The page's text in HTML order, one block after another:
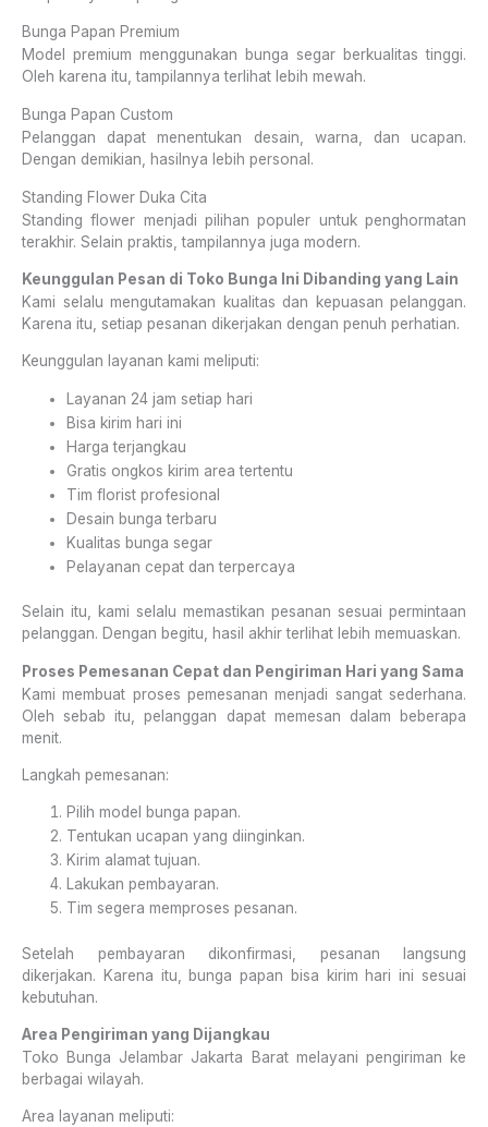
Bunga Papan Premium
Model premium menggunakan bunga segar berkualitas tinggi.
Oleh karena itu, tampilannya terlihat lebih mewah.
Bunga Papan Custom
Pelanggan dapat menentukan desain, warna, dan ucapan.
Dengan demikian, hasilnya lebih personal.
Standing Flower Duka Cita
Standing flower menjadi pilihan populer untuk penghormatan
terakhir. Selain praktis, tampilannya juga modern.
Keunggulan Pesan di Toko Bunga Ini Dibanding yang Lain
Kami selalu mengutamakan kualitas dan kepuasan pelanggan.
Karena itu, setiap pesanan dikerjakan dengan penuh perhatian.
Keunggulan layanan kami meliputi:
Layanan 24 jam setiap hari
Bisa kirim hari ini
Harga terjangkau
Gratis ongkos kirim area tertentu
Tim florist profesional
Desain bunga terbaru
Kualitas bunga segar
Pelayanan cepat dan terpercaya
Selain itu, kami selalu memastikan pesanan sesuai permintaan
pelanggan. Dengan begitu, hasil akhir terlihat lebih memuaskan.
Proses Pemesanan Cepat dan Pengiriman Hari yang Sama
Kami membuat proses pemesanan menjadi sangat sederhana.
Oleh sebab itu, pelanggan dapat memesan dalam beberapa
menit.
Langkah pemesanan:
Pilih model bunga papan.
Tentukan ucapan yang diinginkan.
Kirim alamat tujuan.
Lakukan pembayaran.
Tim segera memproses pesanan.
Setelah pembayaran dikonfirmasi, pesanan langsung
dikerjakan. Karena itu, bunga papan bisa kirim hari ini sesuai
kebutuhan.
Area Pengiriman yang Dijangkau
Toko Bunga Jelambar Jakarta Barat melayani pengiriman ke
berbagai wilayah.
Area layanan meliputi: